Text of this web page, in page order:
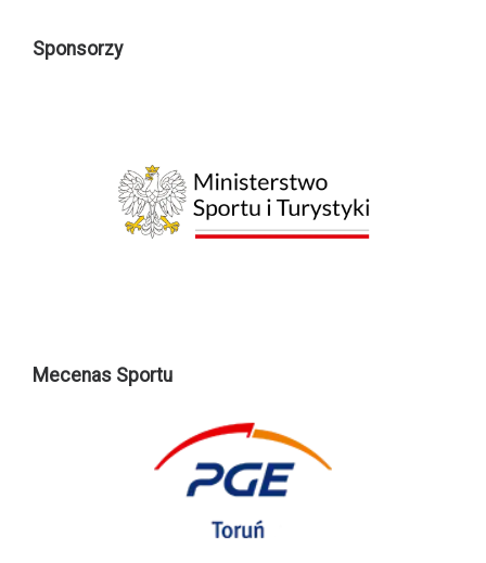
Sponsorzy
Mecenas Sportu